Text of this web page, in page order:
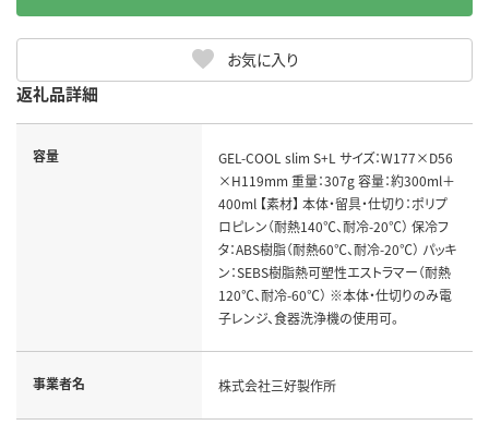
お気に入り
返礼品詳細
容量
GEL-COOL slim S+L サイズ：W177×D56
×H119mm 重量：307g 容量：約300ml＋
400ml 【素材】 本体・留具・仕切り：ポリプ
ロピレン（耐熱140℃、耐冷-20℃） 保冷フ
タ：ABS樹脂（耐熱60℃、耐冷-20℃） パッキ
ン：SEBS樹脂熱可塑性エストラマー（耐熱
120℃、耐冷-60℃） ※本体・仕切りのみ電
子レンジ、食器洗浄機の使用可。
事業者名 株式会社三好製作所